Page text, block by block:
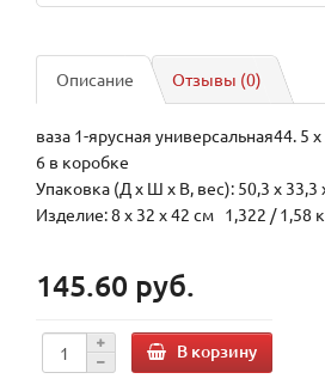
Описание Отзывы (0)
ваза 1-ярусная универсальная44. 5
6 в коробке
Упаковка (Д х Ш х В, вес): 50,3 x
Изделие: 8 x 32 x 42 см 1,322 / 1,58
145.60 руб.
В корзину